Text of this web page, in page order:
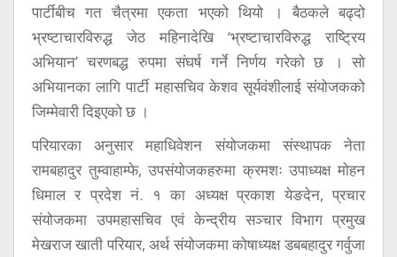
पार्टीबीच गत चैत्रमा एकता भएको थियो । बैठकले बढ्दो
भ्रष्टाचारविरुद्ध जेठ महिनादेखि ‘भ्रष्टाचारविरुद्ध राष्ट्रिय
अभियान’ चरणबद्ध रुपमा संघर्ष गर्ने निर्णय गरेको छ । सो
अभियानका लागि पार्टी महासचिव केशव सूर्यवंशीलाई संयोजकको
जिम्मेवारी दिइएको छ ।
परियारका अनुसार महाधिवेशन संयोजकमा संस्थापक नेता
रामबहादुर तुम्वाहाम्फे, उपसंयोजकहरुमा क्रमशः उपाध्यक्ष मोहन
धिमाल र प्रदेश नं. १ का अध्यक्ष प्रकाश येङदेन, प्रचार
संयोजकमा उपमहासचिव एवं केन्द्रीय सञ्चार विभाग प्रमुख
मेखराज खाती परियार, अर्थ संयोजकमा कोषाध्यक्ष डबबहादुर गर्वुजा